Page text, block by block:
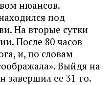
нюансов.
под
На вторые сутки
После 80 часов
и, по словам
». Выйдя на
завершил ее 31-го.